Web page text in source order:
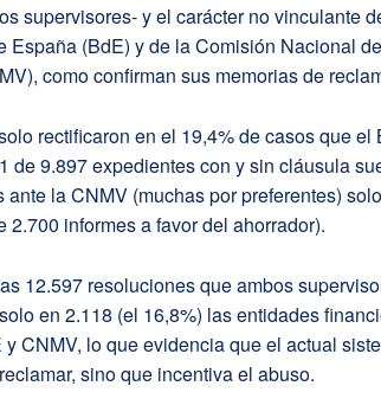
supervisores- y el carácter no vinculante
España (BdE) y de la Comisión Nacional
como confirman sus memorias de
rectificaron en el 19,4% de casos que el
de 9.897 expedientes con y sin cláusula
ante la CNMV (muchas por preferentes)
2.700 informes a favor del ahorrador).
12.597 resoluciones que ambos
en 2.118 (el 16,8%) las entidades
y CNMV, lo que evidencia que el actual
sino que incentiva el abuso.